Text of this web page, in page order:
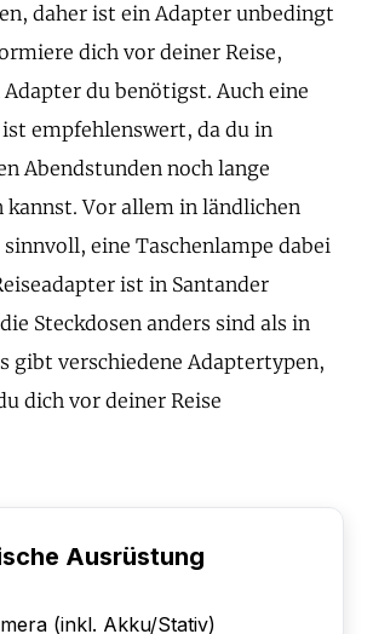
daher ist ein Adapter unbedingt
dich vor deiner Reise,
du benötigst. Auch eine
empfehlenswert, da du in
Abendstunden noch lange
kannst. Vor allem in ländlichen
eine Taschenlampe dabei
ist in Santander
Steckdosen anders sind als in
gibt verschiedene Adaptertypen,
dich vor deiner Reise
Ausrüstung
(inkl. Akku/Stativ)